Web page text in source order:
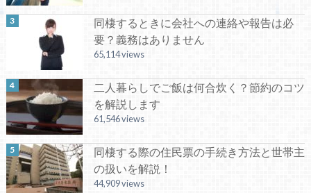
同棲するときに会社への連絡や報告は必
要？義務はありません
65,114 views
二人暮らしでご飯は何合炊く？節約のコツ
を解説します
61,546 views
同棲する際の住民票の手続き方法と世帯主
の扱いを解説！
44,909 views